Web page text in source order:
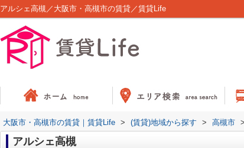
アルシェ高槻／大阪市・高槻市の賃貸／賃貸Life
大阪市・高槻市の賃貸｜賃貸Life > (賃貸)地域から探す > 高槻市 >
アルシェ高槻